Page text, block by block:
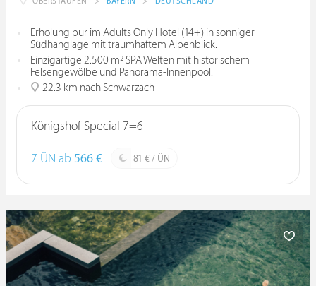
Erholung pur im Adults Only Hotel (14+) in sonniger
Südhanglage mit traumhaftem Alpenblick.
Einzigartige 2.500 m² SPA Welten mit historischem
Felsengewölbe und Panorama-Innenpool.
22.3 km nach Schwarzach
Königshof Special 7=6
7 ÜN ab 566 € 81 € / ÜN